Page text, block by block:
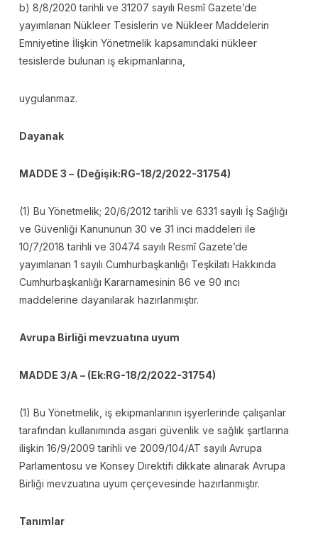
b) 8/8/2020 tarihli ve 31207 sayılı Resmî Gazete’de
yayımlanan Nükleer Tesislerin ve Nükleer Maddelerin
Emniyetine İlişkin Yönetmelik kapsamındaki nükleer
tesislerde bulunan iş ekipmanlarına,
uygulanmaz.
Dayanak
MADDE 3 – (Değişik:RG-18/2/2022-31754)
(1) Bu Yönetmelik; 20/6/2012 tarihli ve 6331 sayılı İş Sağlığı
ve Güvenliği Kanununun 30 ve 31 inci maddeleri ile
10/7/2018 tarihli ve 30474 sayılı Resmî Gazete’de
yayımlanan 1 sayılı Cumhurbaşkanlığı Teşkilatı Hakkında
Cumhurbaşkanlığı Kararnamesinin 86 ve 90 ıncı
maddelerine dayanılarak hazırlanmıştır.
Avrupa Birliği mevzuatına uyum
MADDE 3/A – (Ek:RG-18/2/2022-31754)
(1) Bu Yönetmelik, iş ekipmanlarının işyerlerinde çalışanlar
tarafından kullanımında asgari güvenlik ve sağlık şartlarına
ilişkin 16/9/2009 tarihli ve 2009/104/AT sayılı Avrupa
Parlamentosu ve Konsey Direktifi dikkate alınarak Avrupa
Birliği mevzuatına uyum çerçevesinde hazırlanmıştır.
Tanımlar